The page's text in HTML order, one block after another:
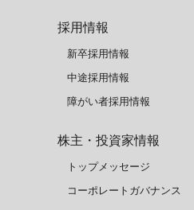
採用情報
新卒採用情報
中途採用情報
障がい者採用情報
株主・投資家情報
トップメッセージ
コーポレートガバナンス